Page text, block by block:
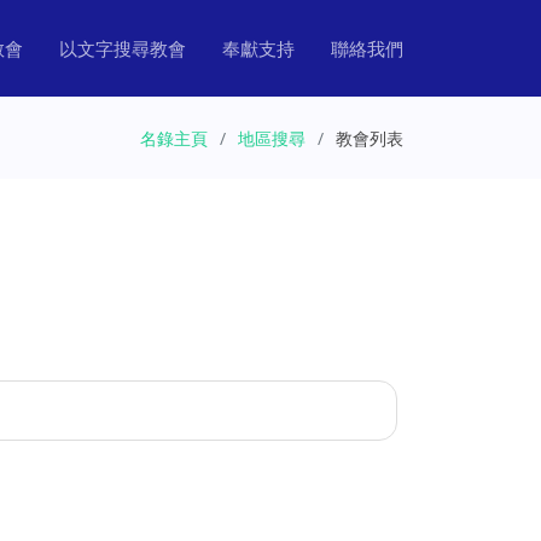
以文字搜尋教會 奉獻支持 聯絡我們
名錄主頁 地區搜尋 教會列表